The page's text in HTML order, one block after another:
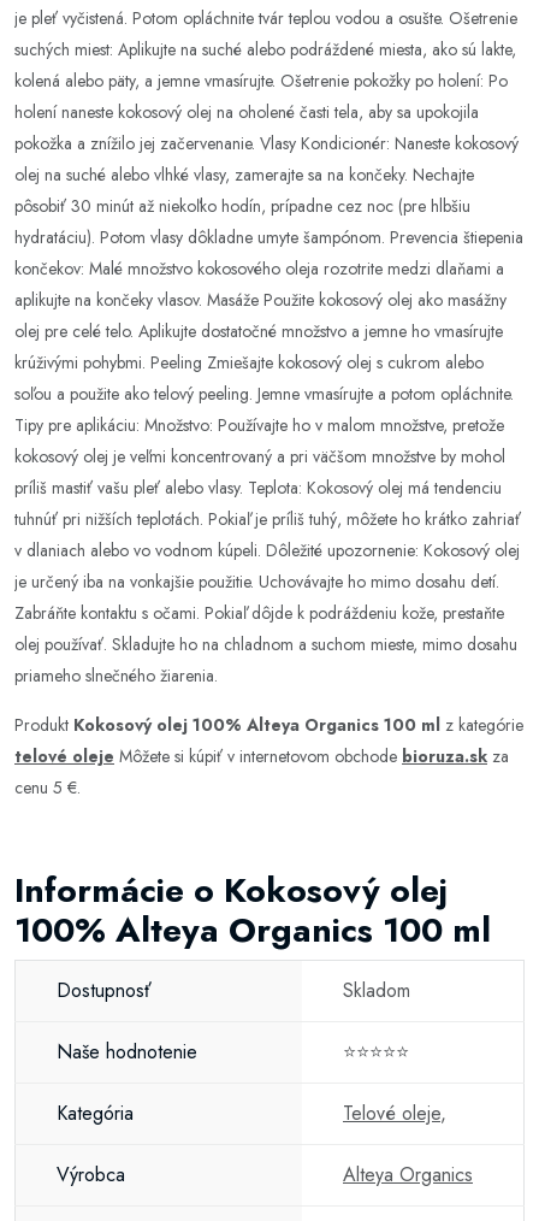
je pleť vyčistená. Potom opláchnite tvár teplou vodou a osušte. Ošetrenie
suchých miest: Aplikujte na suché alebo podráždené miesta, ako sú lakte,
kolená alebo päty, a jemne vmasírujte. Ošetrenie pokožky po holení: Po
holení naneste kokosový olej na oholené časti tela, aby sa upokojila
pokožka a znížilo jej začervenanie. Vlasy Kondicionér: Naneste kokosový
olej na suché alebo vlhké vlasy, zamerajte sa na končeky. Nechajte
pôsobiť 30 minút až niekoľko hodín, prípadne cez noc (pre hlbšiu
hydratáciu). Potom vlasy dôkladne umyte šampónom. Prevencia štiepenia
končekov: Malé množstvo kokosového oleja rozotrite medzi dlaňami a
aplikujte na končeky vlasov. Masáže Použite kokosový olej ako masážny
olej pre celé telo. Aplikujte dostatočné množstvo a jemne ho vmasírujte
krúživými pohybmi. Peeling Zmiešajte kokosový olej s cukrom alebo
soľou a použite ako telový peeling. Jemne vmasírujte a potom opláchnite.
Tipy pre aplikáciu: Množstvo: Používajte ho v malom množstve, pretože
kokosový olej je veľmi koncentrovaný a pri väčšom množstve by mohol
príliš mastiť vašu pleť alebo vlasy. Teplota: Kokosový olej má tendenciu
tuhnúť pri nižších teplotách. Pokiaľ je príliš tuhý, môžete ho krátko zahriať
v dlaniach alebo vo vodnom kúpeli. Dôležité upozornenie: Kokosový olej
je určený iba na vonkajšie použitie. Uchovávajte ho mimo dosahu detí.
Zabráňte kontaktu s očami. Pokiaľ dôjde k podráždeniu kože, prestaňte
olej používať. Skladujte ho na chladnom a suchom mieste, mimo dosahu
priameho slnečného žiarenia.
Produkt Kokosový olej 100% Alteya Organics 100 ml z kategórie
telové oleje Môžete si kúpiť v internetovom obchode bioruza.sk za
cenu 5 €.
Informácie o Kokosový olej
100% Alteya Organics 100 ml
Dostupnosť Skladom
Naše hodnotenie ⭐⭐⭐⭐⭐
Kategória Telové oleje,
Výrobca Alteya Organics